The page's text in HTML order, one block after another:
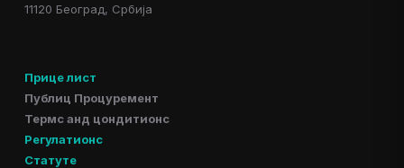
11120 Београд, Србија
Прице лист
Публиц Процуремент
Термс анд цондитионс
Регулатионс
Статуте